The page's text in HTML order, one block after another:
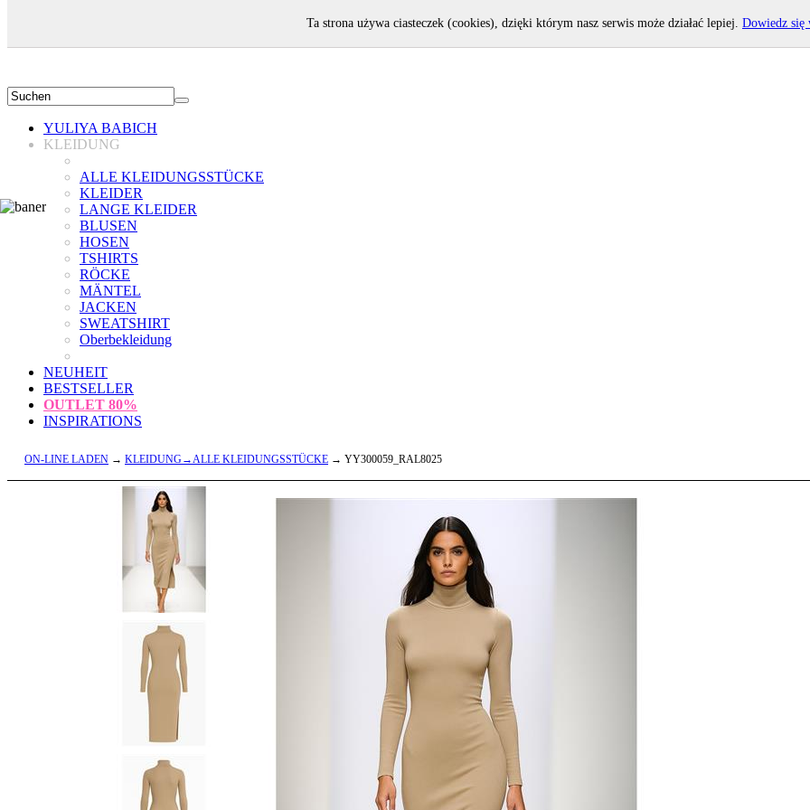
YULIYA BABICH
KLEIDUNG
ALLE KLEIDUNGSSTÜCKE
KLEIDER
LANGE KLEIDER
BLUSEN
HOSEN
TSHIRTS
RÖCKE
MÄNTEL
JACKEN
SWEATSHIRT
Oberbekleidung
NEUHEIT
BESTSELLER
OUTLET 80%
INSPIRATIONS
ON-LINE LADEN → KLEIDUNG→ALLE KLEIDUNGSSTÜCKE → YY300059_RAL8025
Ta strona używa ciasteczek (cookies), dzięki którym nasz serwis może działać lepiej. Dowiedz się